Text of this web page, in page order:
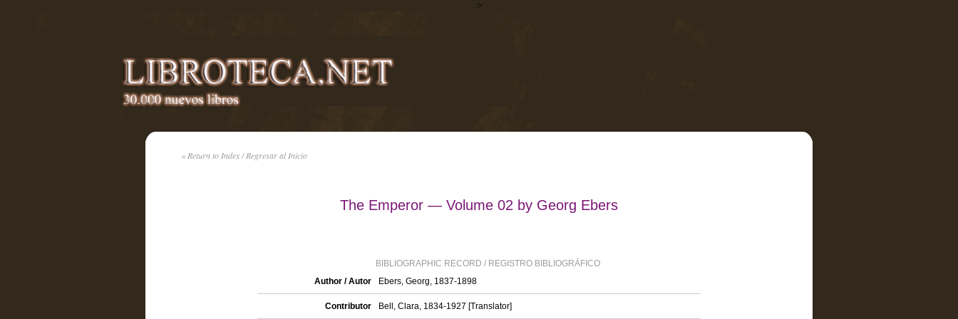
>
« Return to Index / Regresar al Inicio
The Emperor — Volume 02 by Georg Ebers
BIBLIOGRAPHIC RECORD / REGISTRO BIBLIOGRÁFICO
Author / Autor
Ebers, Georg, 1837-1898
Contributor Bell, Clara, 1834-1927 [Translator]